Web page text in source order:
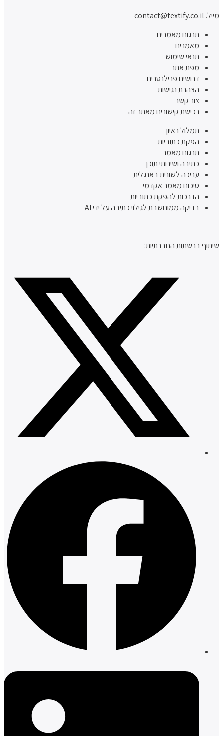
מייל. contact@textify.co.il
תרגום מאמרים
מאמרים
תנאי שימוש
מפת אתר
דרושים פרילנסרים
הצהרת נגישות
צור קשר
רכישת קישורים מאתר זה
תמלול ראיון
הפקת כתוביות
תרגום מאמר
כתיבה ושירותי תוכן
עריכה לשונית באנגלית
סיכום מאמר אקדמי
הדרכות להפקת כתוביות
בדיקה ממוחשבת לגילוי כתיבה על ידי AI
שיתוף ברשתות החברתיות: